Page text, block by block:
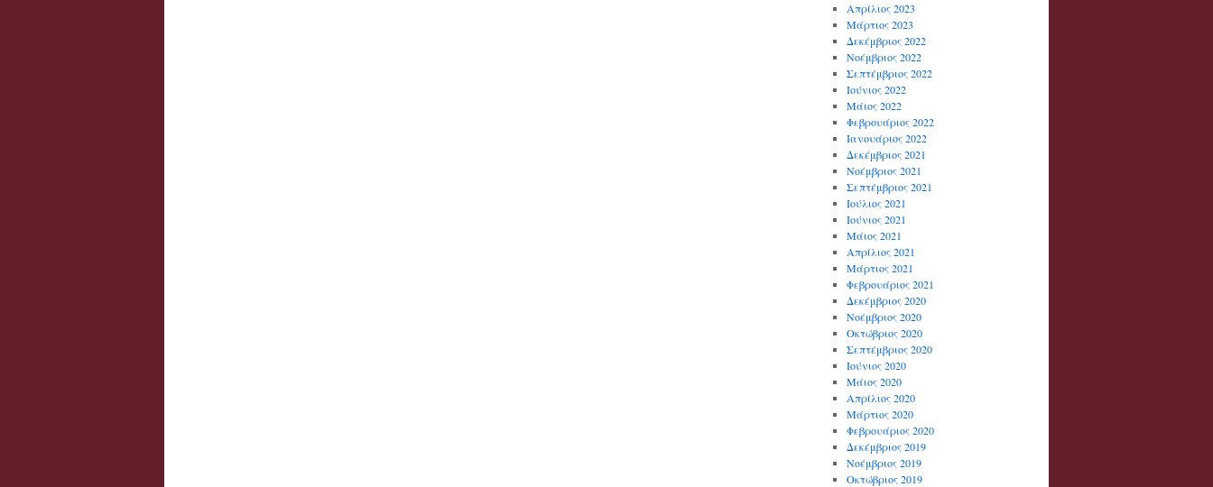
Απρίλιος 2023
Μάρτιος 2023
Δεκέμβριος 2022
Νοέμβριος 2022
Σεπτέμβριος 2022
Ιούνιος 2022
Μάιος 2022
Φεβρουάριος 2022
Ιανουάριος 2022
Δεκέμβριος 2021
Νοέμβριος 2021
Σεπτέμβριος 2021
Ιούλιος 2021
Ιούνιος 2021
Μάιος 2021
Απρίλιος 2021
Μάρτιος 2021
Φεβρουάριος 2021
Δεκέμβριος 2020
Νοέμβριος 2020
Οκτώβριος 2020
Σεπτέμβριος 2020
Ιούνιος 2020
Μάιος 2020
Απρίλιος 2020
Μάρτιος 2020
Φεβρουάριος 2020
Δεκέμβριος 2019
Νοέμβριος 2019
Οκτώβριος 2019